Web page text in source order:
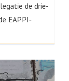
de drie-
EAPPI-